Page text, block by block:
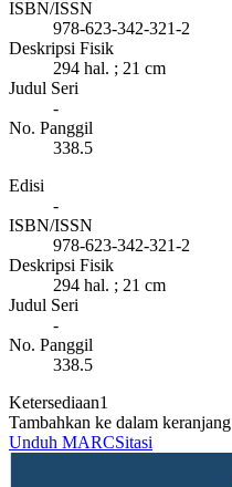
ISBN/ISSN
978-623-342-321-2
Deskripsi Fisik
294 hal. ; 21 cm
Judul Seri
-
No. Panggil
338.5
Edisi
-
ISBN/ISSN
978-623-342-321-2
Deskripsi Fisik
294 hal. ; 21 cm
Judul Seri
-
No. Panggil
338.5
Ketersediaan1
Tambahkan ke dalam keranjang
Unduh MARCSitasi